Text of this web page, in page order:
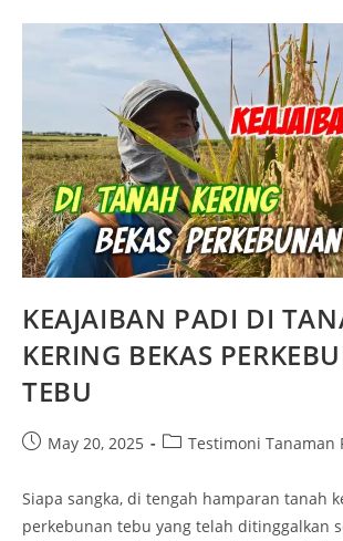
KEAJAIBAN PADI DI
KERING BEKAS
TEBU
May 20, 2025 Testimoni Tanaman
Siapa sangka, di tengah hamparan tanah
perkebunan tebu yang telah ditinggalkan